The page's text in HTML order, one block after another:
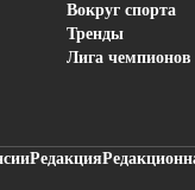
Вокруг спорта
Тренды
Лига чемпионов
Редакция